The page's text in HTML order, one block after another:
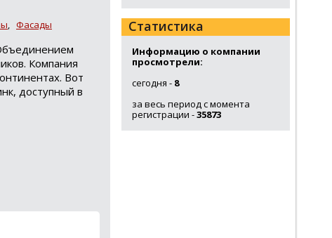
, Фасады
Компания
Вот
доступный в
Статистика
Информацию о компании
просмотрели:
сегодня - 8
за весь период с момента
регистрации -35873